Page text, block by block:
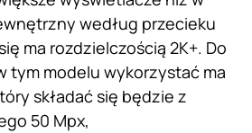
według przecieku
ma rozdzielczością 2K+. Do
tym modelu wykorzystać ma
składać się będzie z
50 Mpx,